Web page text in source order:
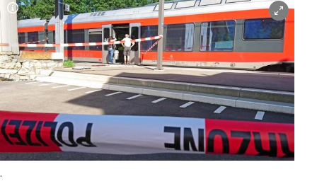
Copyright-Hinweis öffnen/schließen
.